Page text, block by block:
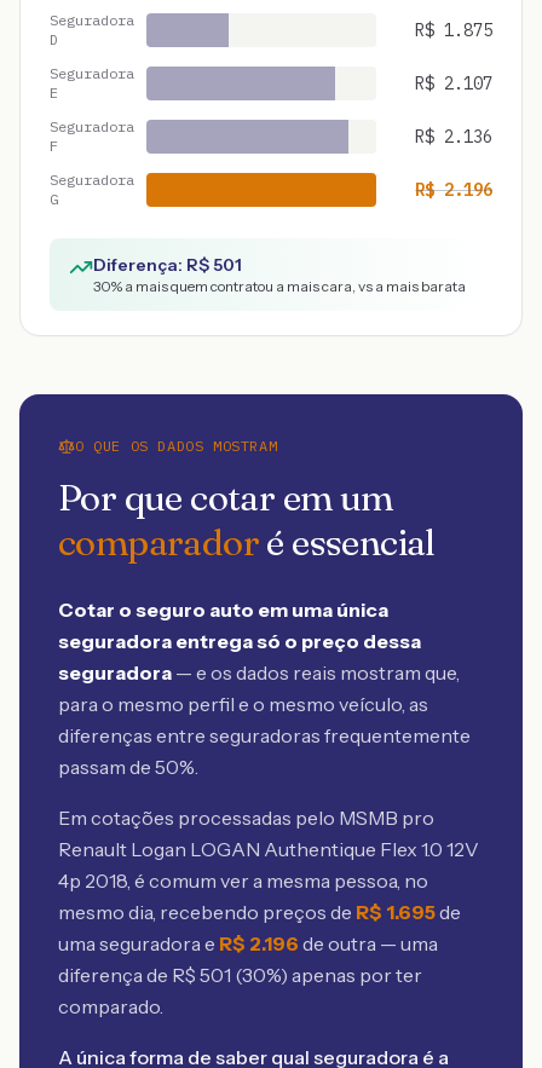
Seguradora
D
R$ 1.875
Seguradora
E
R$ 2.107
Seguradora
F
R$ 2.136
Seguradora
G
R$2.196
Diferença: R$501
30% a mais quem contratou a mais cara, vs a mais barata
O QUE OS DADOS MOSTRAM
Por que cotar em um
comparadoré essencial
Cotar o seguro auto em uma única
seguradora entrega só o preço dessa
seguradora — e os dados reais mostram que,
para o mesmo perfil e o mesmo veículo, as
diferenças entre seguradoras frequentemente
passam de 50%.
Em cotações processadas pelo MSMB pro
Renault Logan LOGAN Authentique Flex 1.0 12V
4p 2018, é comum ver a mesma pessoa, no
mesmo dia, recebendo preços de R$ 1.695de
uma seguradora e R$ 2.196 de outra — uma
diferença de R$ 501 (30%) apenas por ter
comparado.
A única forma de saber qual seguradora é a